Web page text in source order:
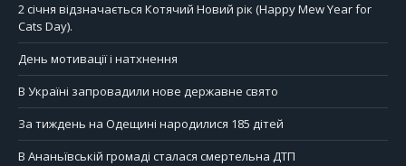
2 січня відзначається Котячий Новий рік (Happy Mew Year for
Cats Day).
День мотивації і натхнення
В Україні запровадили нове державне свято
За тиждень на Одещині народилися 185 дітей
В Ананьївській громаді сталася смертельна ДТП